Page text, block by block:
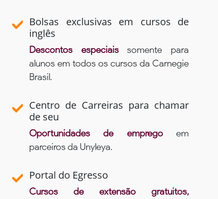
Bolsas exclusivas em cursos de
inglês
Descontos especiaissomente para
alunos em todos os cursos da Carnegie
Brasil.
Centro de Carreiras para chamar
de seu
Oportunidades de empregoem
parceiros da Unyleya.
Portal do Egresso
Cursos de extensão gratuitos,